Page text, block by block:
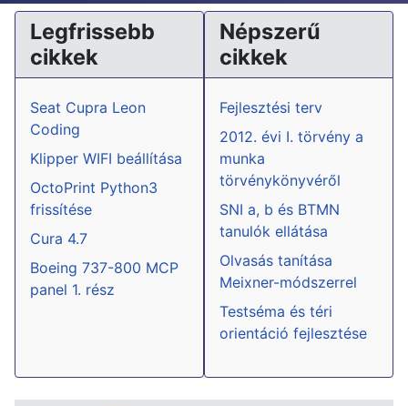
Legfrissebb
cikkek
Seat Cupra Leon
Coding
Klipper WIFI beállítása
OctoPrint Python3
frissítése
Cura 4.7
Boeing 737-800 MCP
panel 1. rész
Népszerű
cikkek
Fejlesztési terv
2012. évi I. törvény a
munka
törvénykönyvéről
SNI a, b és BTMN
tanulók ellátása
Olvasás tanítása
Meixner-módszerrel
Testséma és téri
orientáció fejlesztése